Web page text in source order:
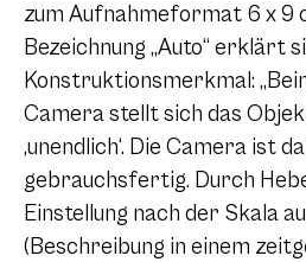
zum Aufnahmeformat 6 x 9
Bezeichnung „Auto“ erklärt
Konstruktionsmerkmal:
Camera stellt sich das
‚unendlich‘. Die Camera ist
gebrauchsfertig. Durch
Einstellung nach der Skala
(Beschreibung in einem